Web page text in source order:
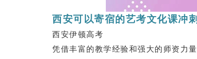
西安可以寄宿的艺考文化课冲
西安伊顿高考
凭借丰富的教学经验和强大的师资力量